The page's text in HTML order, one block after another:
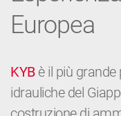
Europea
KYBè il più grande
idrauliche del